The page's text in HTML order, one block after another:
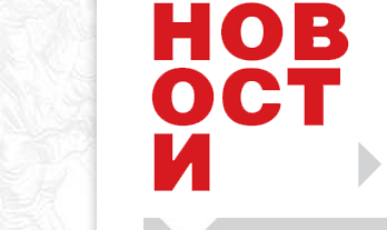
Уметник стрипа и духа Геза Шетет
(Биографија и стрипографија)